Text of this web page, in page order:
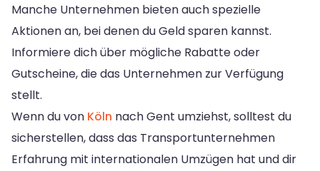
Manche Unternehmen bieten auch spezielle
Aktionen an, bei denen du Geld sparen kannst.
Informiere dich über mögliche Rabatte oder
Gutscheine, die das Unternehmen zur Verfügung
stellt.
Wenn du von Köln nach Gent umziehst, solltest du
sicherstellen, dass das Transportunternehmen
Erfahrung mit internationalen Umzügen hat und dir